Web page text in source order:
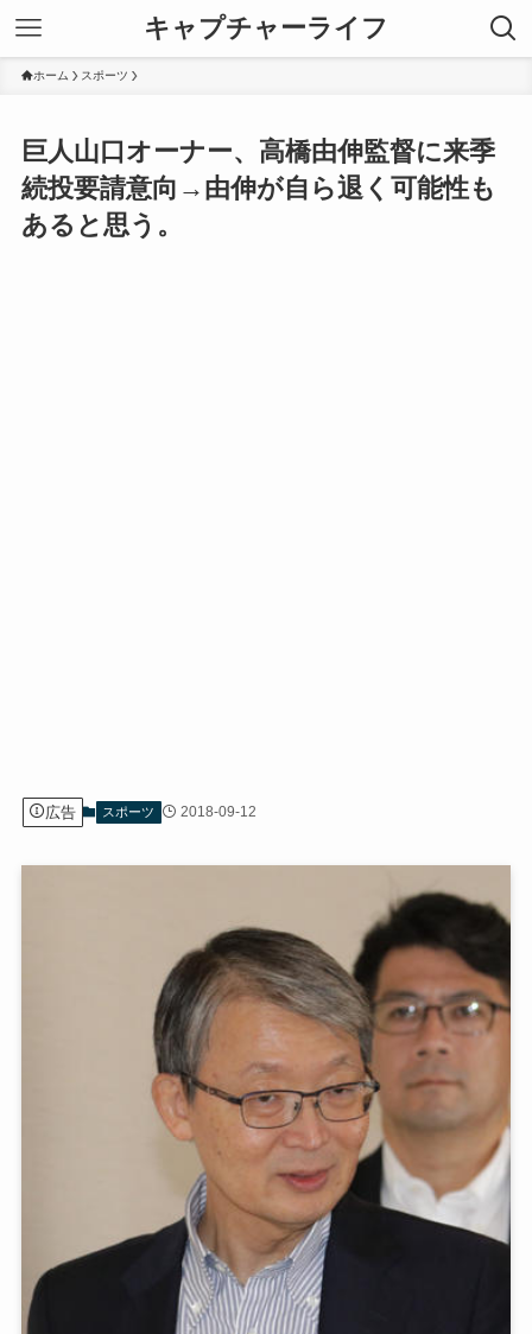
キャプチャーライフ
ホーム スポーツ
巨人山口オーナー、高橋由伸監督に来季
続投要請意向→由伸が自ら退く可能性も
あると思う。
広告 スポーツ 2018-09-12